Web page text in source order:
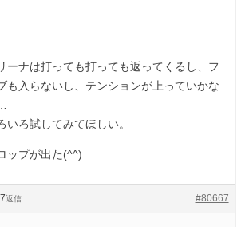
ーナは打っても打っても返ってくるし、フ
も入らないし、テンションが上っていかな
いろ試してみてほしい。
ップが出た(^^)
#80667
返信